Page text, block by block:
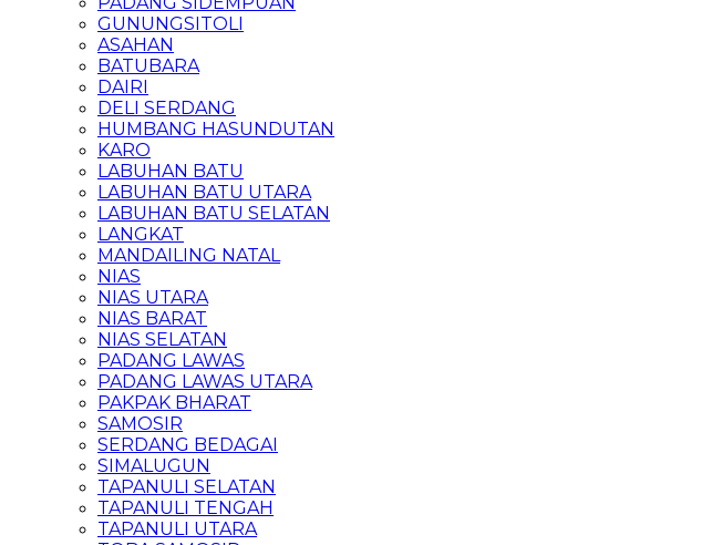
GUNUNGSITOLI
ASAHAN
BATUBARA
DAIRI
DELI SERDANG
HUMBANG HASUNDUTAN
KARO
LABUHAN BATU
LABUHAN BATU UTARA
LABUHAN BATU SELATAN
LANGKAT
MANDAILING NATAL
NIAS
NIAS UTARA
NIAS BARAT
NIAS SELATAN
PADANG LAWAS
PADANG LAWAS UTARA
PAKPAK BHARAT
SAMOSIR
SERDANG BEDAGAI
SIMALUGUN
TAPANULI SELATAN
TAPANULI TENGAH
TAPANULI UTARA